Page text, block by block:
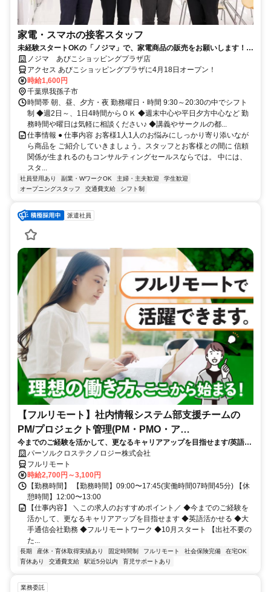
家電・スマホの接客スタッフ
未経験スタートOKの「ノジマ」で、家電商品の販売をお願いします！身
近な商品で、覚えやすい◎
ノジマ あびこショッピングプラザ店
アクセス あびこショッピングプラザに4月18日オープン！
時給1,600円
千葉県我孫子市
時間帯 朝、昼、夕方・夜 勤務曜日・時間 9:30～20:30の中でシフト
制 ◆週2日～、1日4時間からＯＫ ◆週末中心や平日夕方中心など 勤
務時間や曜日は気軽に相談ください♪ ◆講義やサークルの都...
仕事情報 ● 仕事内容 お客様1人1人のお悩みにしっかり寄り添いなが
ら商品を ご紹介していきましょう。スタッフとお客様との間に 信頼
関係が生まれるのもコンサルティングセールスならでは。 中には、
スタ...
社員登用あり 副業・WワークOK 主婦・主夫歓迎
学生歓迎
オープニングスタッフ
交通費支給 シフト制
派遣社員
【フルリモート】社内情報システム部支援チームの
PM/プロジェクト管理(PM・PMO・ア
シ)_N260774362
今までのご経験を活かして、更なるキャリアアップを目指せます/英語活
かせる/大手通信会社勤務/フルリモートワーク/10月スタート
パーソルクロステクノロジー株式会社
フルリモート
時給2,700円～3,100円
【勤務時間】 【勤務時間】09:00〜17:45(実働時間07時間45分) 【休
憩時間】12:00〜13:00
【仕事内容】 ＼この求人のおすすめポイント／ ◆今までのご経験を
活かして、更なるキャリアアップを目指せます ◆英語活かせる ◆大
手通信会社勤務 ◆フルリモートワーク ◆10月スタート 【出社不要の
た...
長期 産休・育休取得実績あり 固定時間制 フルリモート 社会保険完備
在宅OK
育休あり
交通費支給 駅近5分以内 育児サポートあり
業務委託